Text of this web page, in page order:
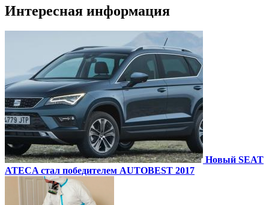
Интересная информация
Новый SEAT
ATECA стал победителем AUTOBEST 2017